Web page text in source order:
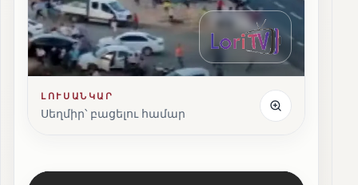
ԼՈՒՍԱՆԿԱՐ
Սեղմիր՝ բացելու համար